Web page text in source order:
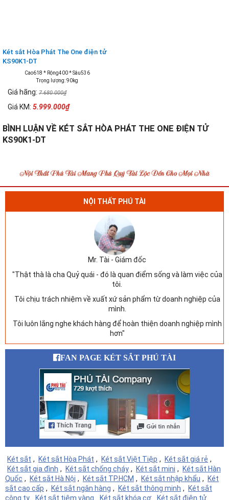
Két sắt Hòa Phát The One điện tử
KS90K1-DT
Cao618 * Rộng400 * Sâu536
Trọng lượng: 90kg
Giá hãng: 7.680.000₫
Giá KM: 5.999.000₫
BÌNH LUẬN VỀ KÉT SẮT HÒA PHÁT THE ONE ĐIỆN TỬ
KS90K1-DT
NỘI THẤT PHÚ TÀI
Mr. Tài - Giám đốc
"Thật thà là cha Quỷ quái - đó là quan điểm sống và làm việc của
tôi.
Tôi chịu trách nhiệm về xuất xứ sản phẩm từ doanh nghiệp của
mình.
Tôi luôn lắng nghe khách hàng để hoàn thiện doanh nghiệp mình
hơn"
FAN PAGE KÉT SẮT PHÚ TÀI
Két sắt , Két sắt Hòa Phát , Két sắt Việt Tiệp , Két sắt giá rẻ ,
Két sắt gia đình , Két sắt chống cháy , Két sắt mini , Két sắt Hàn
Quốc , Két sắt Hà Nội , Két sắt TP.HCM , Két sắt nhập khẩu , Két
sắt cao cấp , Két sắt ngân hàng , Két sắt thông minh , Két sắt
công ty
Két sắt tiệm vàng Két sắt khóa cơ Két sắt điện tử